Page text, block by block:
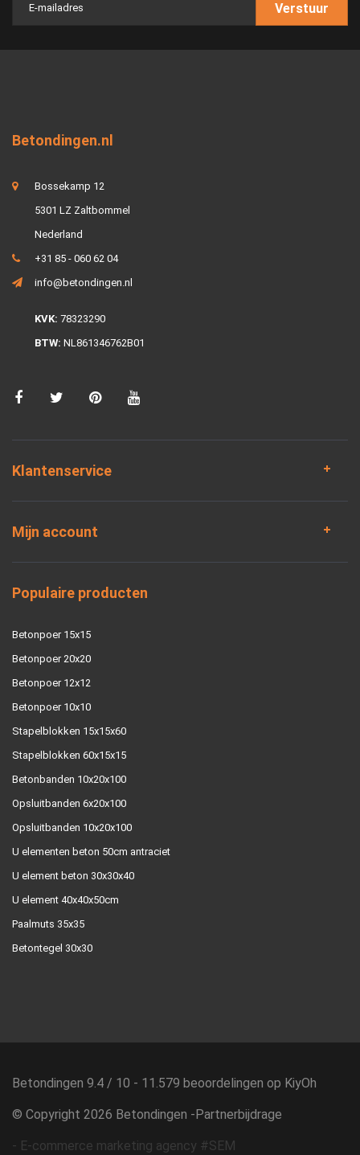
Verstuur
Betondingen.nl
Bossekamp 12
5301 LZ Zaltbommel
Nederland
+31 85 - 060 62 04
info@betondingen.nl
KVK: 78323290
BTW: NL861346762B01
Klantenservice
Mijn account
Populaire producten
Betonpoer 15x15
Betonpoer 20x20
Betonpoer 12x12
Betonpoer 10x10
Stapelblokken 15x15x60
Stapelblokken 60x15x15
Betonbanden 10x20x100
Opsluitbanden 6x20x100
Opsluitbanden 10x20x100
U elementen beton 50cm antraciet
U element beton 30x30x40
U element 40x40x50cm
Paalmuts 35x35
Betontegel 30x30
Betondingen 9.4 / 10 - 11.579 beoordelingen op KiyOh
© Copyright 2026 Betondingen - Partnerbijdrage
- E-commerce marketing agency #SEM